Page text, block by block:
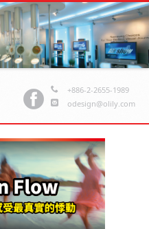
+886-2-2655-1989
odesign@olily.com